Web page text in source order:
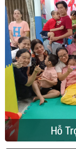
Hỗ